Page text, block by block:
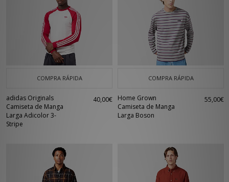
COMPRA RÁPIDA
adidas Originals
Camiseta de Manga
Larga Adicolor 3-
Stripe
40,00€
COMPRA RÁPIDA
Home Grown
Camiseta de Manga
Larga Boson
55,00€